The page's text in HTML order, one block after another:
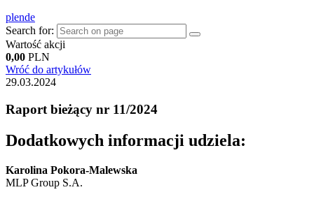
plende
Search for:
Wartość akcji
0,00 PLN
Wróć do artykułów
29.03.2024
Raport bieżący nr 11/2024
Dodatkowych informacji udziela:
Karolina Pokora-Malewska
MLP Group S.A.